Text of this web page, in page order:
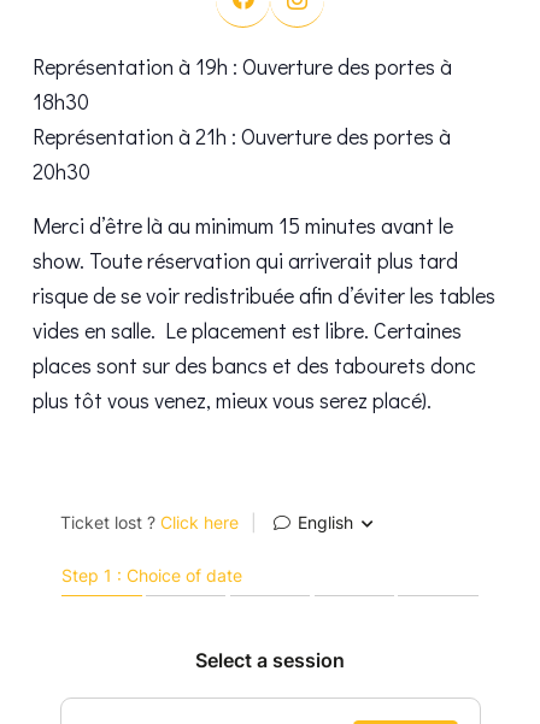
Représentation à 19h : Ouverture des portes à
18h30
Représentation à 21h : Ouverture des portes à
20h30
Merci d’être là au minimum 15 minutes avant le
show. Toute réservation qui arriverait plus tard
risque de se voir redistribuée afin d’éviter les tables
vides en salle. Le placement est libre. Certaines
places sont sur des bancs et des tabourets donc
plus tôt vous venez, mieux vous serez placé).